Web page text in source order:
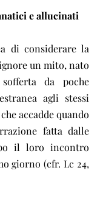
e allucinati
di considerare la
un mito, nato
sofferta da poche
agli stessi
accadde quando
fatta dalle
il loro incontro
giorno (cfr. Lc 24,